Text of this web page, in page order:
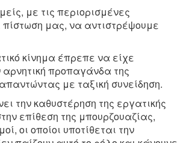
με τις περιορισμένες
πίστωση μας, να αντιστρέψουμε
κίνημα έπρεπε να είχε
αρνητική προπαγάνδα της
με ταξική συνείδηση.
την καθυστέρηση της εργατικής
επίθεση της μπουρζουαζίας,
οι οποίοι υποτίθεται την